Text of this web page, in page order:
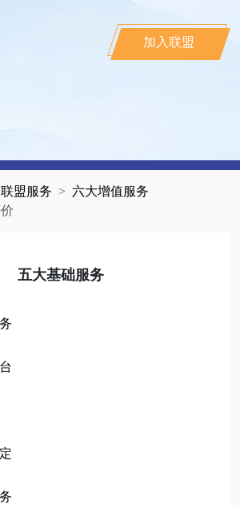
加入联盟
联盟服务
六大增值服务
五大基础服务